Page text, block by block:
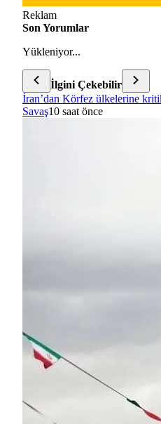
Reklam
Son Yorumlar
Yükleniyor...
İlgini Çekebilir
İran’dan Körfez ülkelerine kritik
Savaş10 saat önce